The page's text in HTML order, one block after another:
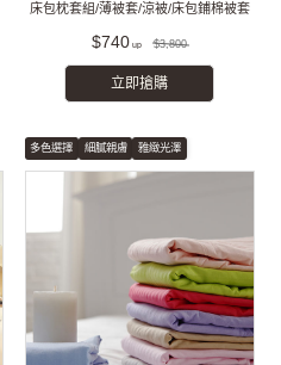
床包枕套組/薄被套/涼被/床包鋪棉被套
$740 $3,800
立即搶購
多色選擇 細膩親膚 雅緻光澤